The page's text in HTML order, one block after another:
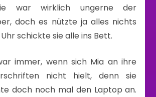
war wirklich ungerne der
doch es nützte ja alles nichts
schickte sie alle ins Bett.
immer, wenn sich Mia an ihre
nicht hielt, denn sie
doch noch mal den Laptop an.